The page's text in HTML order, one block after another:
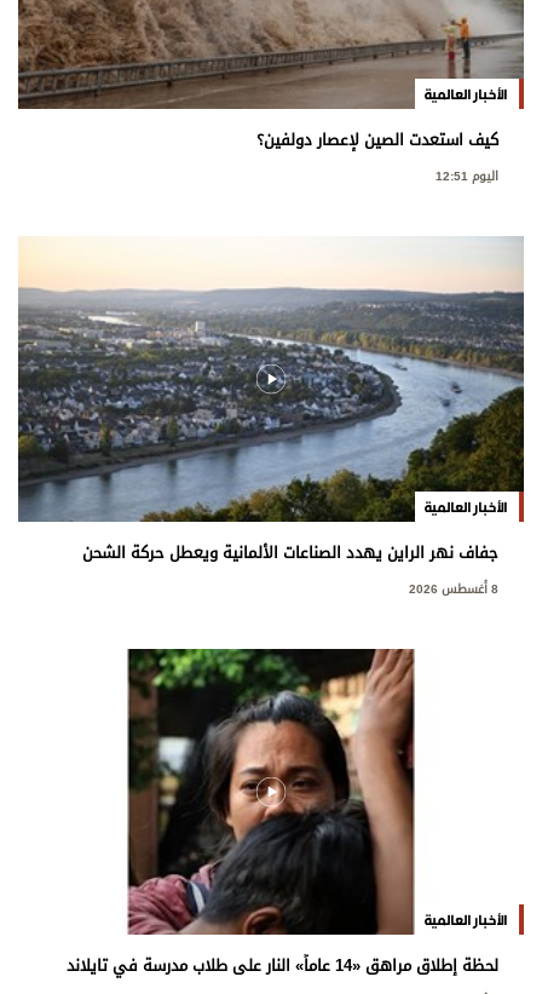
الأخبار العالمية
كيف استعدت الصين لإعصار دولفين؟
اليوم 12:51
الأخبار العالمية
جفاف نهر الراين يهدد الصناعات الألمانية ويعطل حركة الشحن
8 أغسطس 2026
الأخبار العالمية
لحظة إطلاق مراهق «14 عاماً» النار على طلاب مدرسة في تايلاند